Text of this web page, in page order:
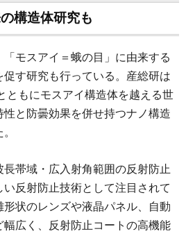
構造体研究も
モスアイ＝蛾の目」に由来する
す研究も行っている。産総研は
ともにモスアイ構造体を越える世
と防曇効果を併せ持つナノ構造
帯域・広入射角範囲の反射防止
反射防止技術として注目されて
状のレンズや液晶パネル、自動
広く、反射防止コートの高機能